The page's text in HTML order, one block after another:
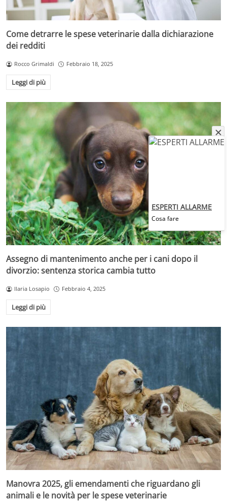
Come detrarre le spese veterinarie dalla dichiarazione
dei redditi
Rocco Grimaldi Febbraio 18, 2025
Leggi di più
Assegno di mantenimento anche per i cani dopo il
divorzio: sentenza storica cambia tutto
Ilaria Losapio Febbraio 4, 2025
Leggi di più
Manovra 2025, gli emendamenti che riguardano gli
animali e le novità per le spese veterinarie
ESPERTI ALLARME
Cosa fare